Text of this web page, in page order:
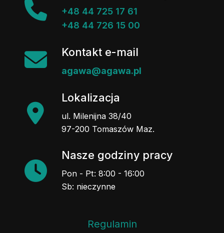
+48 44 725 17 61
+48 44 726 15 00
Kontakt e-mail
agawa@agawa.pl
Lokalizacja
ul. Milenijna 38/40
97-200 Tomaszów Maz.
Nasze godziny pracy
Pon - Pt: 8:00 - 16:00
Sb: nieczynne
Regulamin